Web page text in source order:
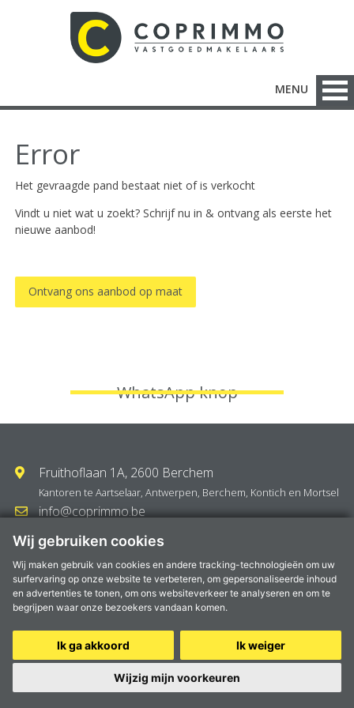
Wij gebruiken cookies
Wij maken gebruik van cookies en andere tracking-technologieën om uw
surfervaring op onze website te verbeteren, om gepersonaliseerde inhoud
en advertenties te tonen, om ons websiteverkeer te analyseren en om te
begrijpen waar onze bezoekers vandaan komen.
Ik ga akkoord Ik weiger
Wijzig mijn voorkeuren
MENU
Error
Het gevraagde pand bestaat niet of is verkocht
Vindt u niet wat u zoekt? Schrijf nu in & ontvang als eerste het
nieuwe aanbod!
Ontvang ons aanbod op maat
WhatsApp knop
Fruithoflaan 1A, 2600 Berchem
Kantoren te Aartselaar, Antwerpen, Berchem, Kontich en Mortsel
info@coprimmo.be
© 2024 Coprimmo -Privacy Statement-Disclaimer